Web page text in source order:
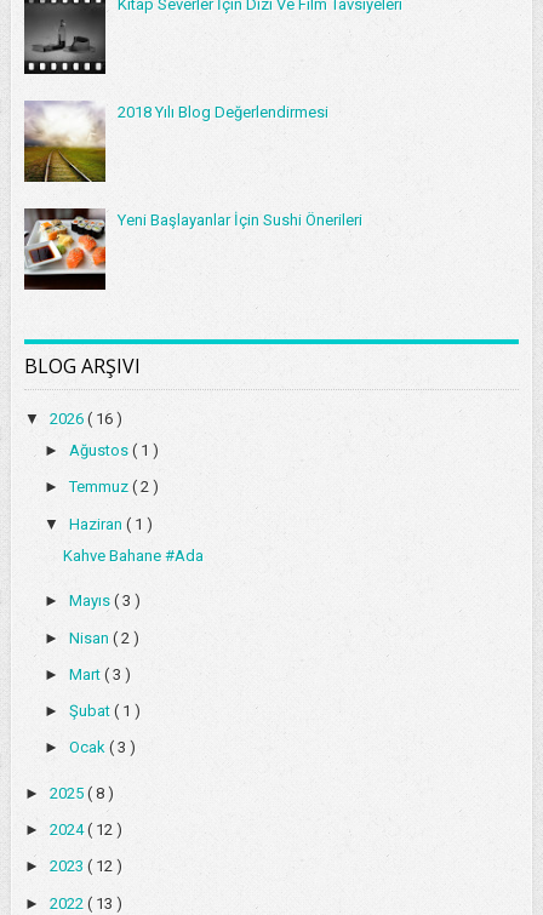
Kitap Severler İçin Dizi Ve Film Tavsiyeleri
2018 Yılı Blog Değerlendirmesi
Yeni Başlayanlar İçin Sushi Önerileri
BLOG ARŞIVI
▼ 2026 ( 16 )
► Ağustos ( 1 )
►Temmuz ( 2 )
▼ Haziran ( 1 )
Kahve Bahane #Ada
► Mayıs ( 3 )
► Nisan ( 2 )
► Mart ( 3 )
► Şubat ( 1 )
► Ocak ( 3 )
► 2025 ( 8 )
► 2024( 12 )
► 2023 ( 12 )
► 2022 ( 13 )